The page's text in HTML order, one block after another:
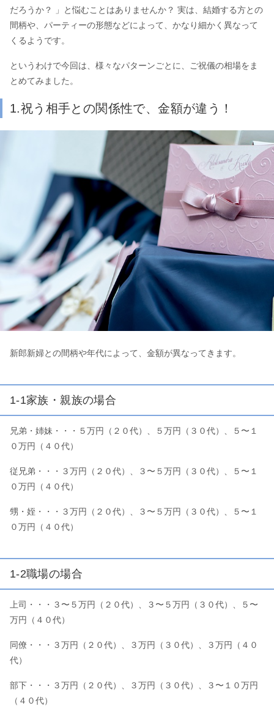
だろうか？ 」と悩むことはありませんか？ 実は、結婚する方との
間柄や、パーティーの形態などによって、かなり細かく異なって
くるようです。
というわけで今回は、様々なパターンごとに、ご祝儀の相場をま
とめてみました。
1.祝う相手との関係性で、金額が違う！
新郎新婦との間柄や年代によって、金額が異なってきます。
1-1家族・親族の場合
兄弟・姉妹・・・５万円（２０代）、５万円（３０代）、５〜１
０万円（４０代）
従兄弟・・・３万円（２０代）、３〜５万円（３０代）、５〜１
０万円（４０代）
甥・姪・・・３万円（２０代）、３〜５万円（３０代）、５〜１
０万円（４０代）
1-2職場の場合
上司・・・３〜５万円（２０代）、３〜５万円（３０代）、５〜
万円（４０代）
同僚・・・３万円（２０代）、３万円（３０代）、３万円（４０
代）
部下・・・３万円（２０代）、３万円（３０代）、３〜１０万円
（４０代）